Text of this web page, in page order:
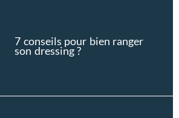
7 conseils pour bien ranger
son dressing ?